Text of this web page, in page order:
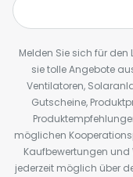
Melden Sie sich für
sie tolle Angebote
Ventilatoren,
Gutscheine,
möglichen
Kaufbewertungen und
jederzeit möglich über